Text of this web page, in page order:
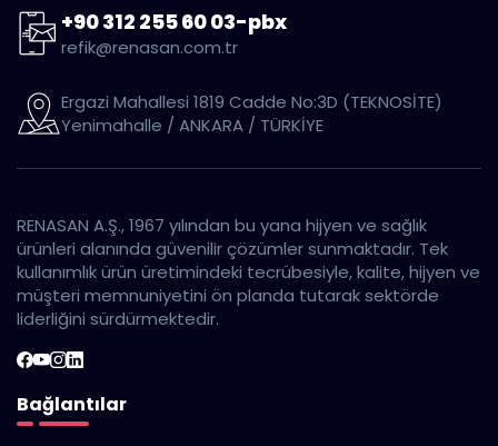
+90 312 255 60 03-pbx
refik@renasan.com.tr
Ergazi Mahallesi 1819 Cadde No:3D (TEKNOSİTE)
Yenimahalle / ANKARA / TÜRKİYE
RENASAN A.Ş., 1967 yılından bu yana hijyen ve sağlık
ürünleri alanında güvenilir çözümler sunmaktadır. Tek
kullanımlık ürün üretimindeki tecrübesiyle, kalite, hijyen ve
müşteri memnuniyetini ön planda tutarak sektörde
liderliğini sürdürmektedir.
Bağlantılar